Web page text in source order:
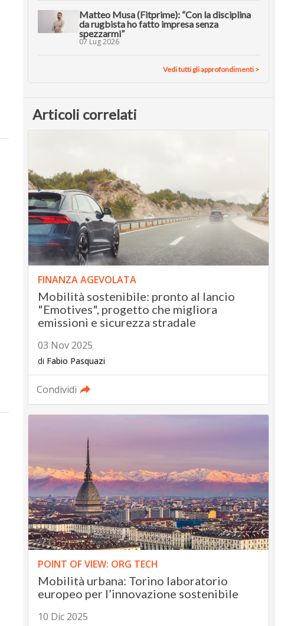
Matteo Musa (Fitprime): “Con la disciplina
da rugbista ho fatto impresa senza
spezzarmi”
07 Lug 2026
Vedi tutti gli approfondimenti >
Articoli correlati
FINANZA AGEVOLATA
Mobilità sostenibile: pronto al lancio
"Emotives", progetto che migliora
emissioni e sicurezza stradale
03 Nov 2025
di Fabio Pasquazi
Condividi
POINT OF VIEW: ORG TECH
Mobilità urbana: Torino laboratorio
europeo per l’innovazione sostenibile
10 Dic 2025